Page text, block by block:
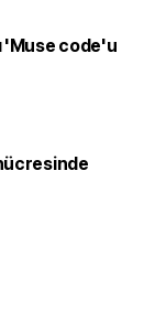
'Muse code'u